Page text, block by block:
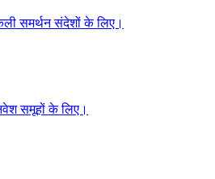
समर्थन संदेशों के लिए।
समूहों के लिए।